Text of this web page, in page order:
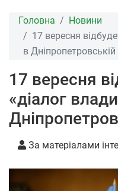
Головна
Новини
17 вересня
в
17 вересня
«діалог
За матеріалами